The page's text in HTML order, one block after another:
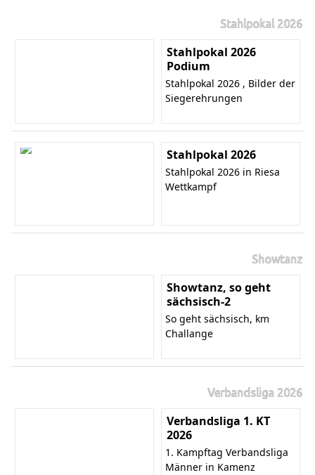
Stahlpokal 2026
Stahlpokal 2026
Podium
Stahlpokal 2026 , Bilder der
Siegerehrungen
Stahlpokal 2026
Stahlpokal 2026 in Riesa
Wettkampf
Showtanz
Showtanz, so geht
sächsisch-2
So geht sächsisch, km
Challange
Verbandsliga 2026
Verbandsliga 1. KT
2026
1. Kampftag Verbandsliga
Männer in Kamenz